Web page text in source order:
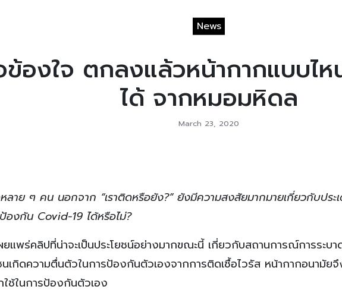
News
องใจ ตกลงแล้วหน้ากากแบบไ
ได้ จากหมอมหิดล
March 23, 2020
าย ๆ คน นอกจาก “เราติดหรือยัง?” ยังมีความสงสัยมากมายเกี่ยวกับประ
องกัน Covid-19 ได้หรือไม่?
แพร่คลิปที่น่าจะเป็นประโยชน์อย่างมากขณะนี้ เกี่ยวกับสถานการณ์การระบ
เกิดความตื่นตัวในการป้องกันตัวเองจากการติดเชื้อไวรัส หน้ากากอนามัย
ช้ในการป้องกันตัวเอง